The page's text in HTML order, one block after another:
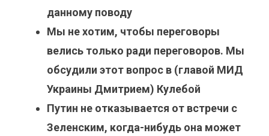
данному поводу
Мы не хотим, чтобы переговоры
велись только ради переговоров. Мы
обсудили этот вопрос в (главой МИД
Украины Дмитрием) Кулебой
Путин не отказывается от встречи с
Зеленским, когда-нибудь она может